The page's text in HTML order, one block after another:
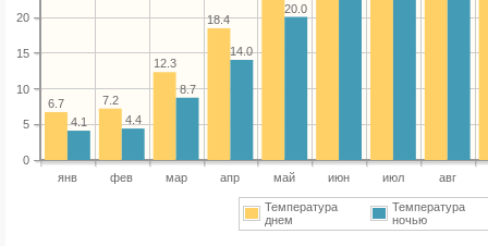
янв фев мар апр май июн июл авг
0
5
10
15
20 18.4
12.3
7.2
6.7
20.0
14.0
8.7
4.4
4.1
Температура
днем
Температура
ночью